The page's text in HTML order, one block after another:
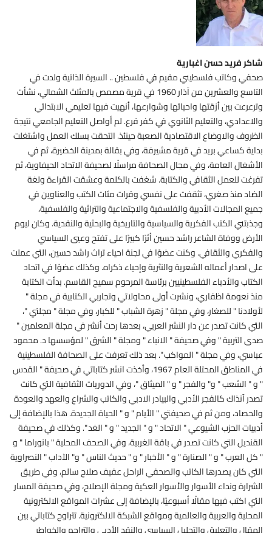
شاكر فريد حسن اغبارية
صحفي وكاتب فلسطيني مقيم في فلسطين .. السيرة الذاتية ولدت في
التاسع والعشرين من آذار 1960 في قرية مصمص بالمثلث الشمالي، نشأت
وترعرعت بين أزقتها واحيائها وشوارعها، أنهيت فيها تعليمي الابتدائي
والاعدادي، والتعليم الثانوي في كفر قرع. لم أواصل التعليم الجامعي نتيجة
الظروف والاوضاع الاقتصادية الصعبة حينئذ. التحقت بسلك العمل واشتغلت
بداية كساعي بريد في قرية مشيرفة، وفي بقالة بمدينة الخضيرة، ثم في
الأشغال العامة، وفي مجال الصحافة مراسلًا لصحيفة الاتحاد الحيفاوية، ثم
تفرغت للعمل الثقافي والكتابة. شغفت بالكلمة وعشقت القراءة ولغة
الضاد منذ صغري، تثقفت على نفسي وقرات مئات الكتب والعناوين في
جميع المجالات الأدبية والفلسفية والاجتماعية والتراثية والفلسفية،
وجذبتني الكتب الفكرية والسياسية والتاريخية والبحثية والنقدية. وكان ليوم
الأرض ووفاة الشاعر راشد حسين أثرًا كبيرًا على تفتح وعيي السياسي
والفكري والثقافي. وكنت عضوًا في لجنة احياء تراث راشد حسين، التي عملت
على اصدار أعماله الشعرية والنثرية وإحياء ذكراه. وكذلك عضوًا في اتحاد
الكتاب والأدباء الفلسطينيين برئاسة المرحوم سميح القاسم. بدأت الكتابة
منذ نعومة اظفاري، ونشرت أولى محاولاتي وتجاربي الكتابية في مجلة "
لأولادنا " للصغار، وفي مجلة " زهرة الشباب " للكبار، وفي مجلة " مجلتي "،
التي كانت تصدر عن دار النشر العربي، بعدها رحت أنشر في مجلة المعلمين "
صدى التربية " وفي صحيفة " الانباء " ومجلة " الشرق " لمؤسسها د. محمود
عباسي، وفي مجلة " المواكب ". بعد ذلك تعرفت على الصحافة الفلسطينية
في المناطق المحتلة العام 1967، وأخذت انشر كتاباتي في صحيفة " القدس
" و " الشعب " و" والفجر " و " الميثاق "، وفي الدوريات الثقافية التي كانت
تصدر آنذاك كالفجر الأدبي والبيادر الادبي والكاتب والشراع والعهد والعودة
والحصاد، ومن ثم في صحيفتي " الأيام " و " الحياة الجديدة. هذا بالإضافة إلى
أدبيات الحزب الشيوعي " الاتحاد " و " الجديد " و " الغد ". وكذلك في صحيفة
القنديل التي كانت تصدر في باقة الغربية، وفي الصحف المحلية " بانوراما " و
" كل العرب " و " الصنارة " و " الأخبار " و " حديث الناس " و" الآداب " النصراوية
التي كان يصدرها الكاتب والصحفي الراحل عفيف صلاح سالم، وفي طريق
الشرارة ونداء الأسوار والأسوار العكية ومجلة الإصلاح، وفي صحيفة المسار
التي اكتب فيها مقالًا أسبوعيًا، بالإضافة إلى عشرات المواقع الالكترونية
المحلية والعربية والعالمية ومواقع الشبكة الالكترونية. تتراوح كتاباتي بين